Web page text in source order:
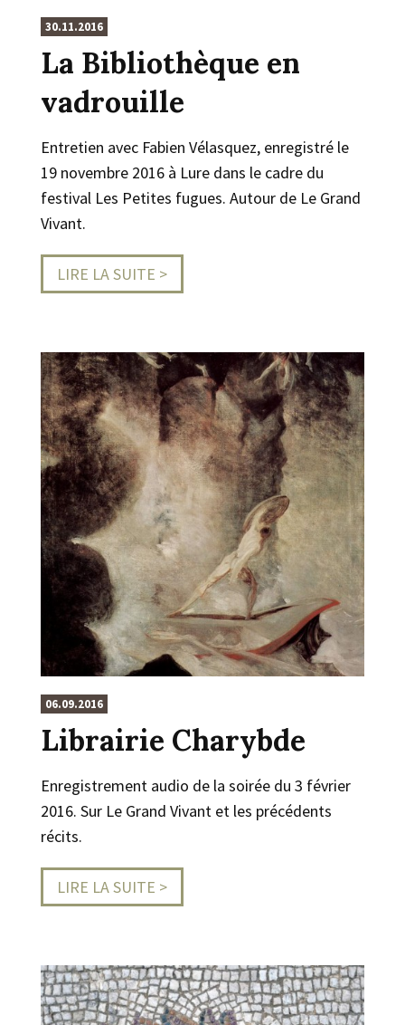
30.11.2016
La Bibliothèque en
vadrouille
Entretien avec Fabien Vélasquez, enregistré le
19 novembre 2016 à Lure dans le cadre du
festival Les Petites fugues. Autour de Le Grand
Vivant.
LIRE LA SUITE >
06.09.2016
Librairie Charybde
Enregistrement audio de la soirée du 3 février
2016. Sur Le Grand Vivant et les précédents
récits.
LIRE LA SUITE >